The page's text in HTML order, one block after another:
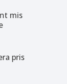
mis
pris